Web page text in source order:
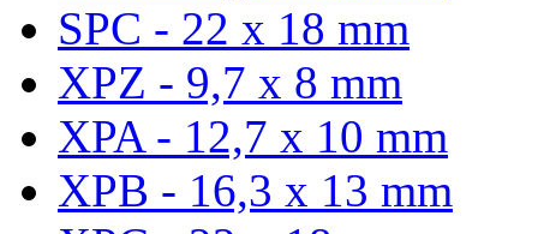
SPC - 22 x 18 mm
XPZ - 9,7 x 8 mm
XPA - 12,7 x 10 mm
XPB - 16,3 x 13 mm